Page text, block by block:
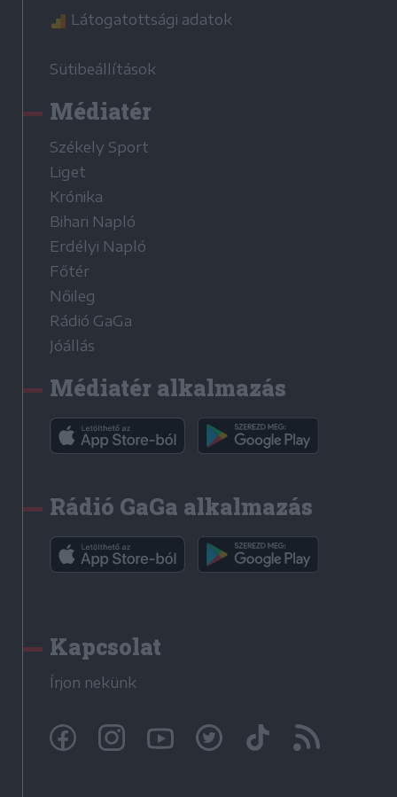
Látogatottsági adatok
Sütibeállítások
Médiatér
Székely Sport
Liget
Krónika
Bihari Napló
Erdélyi Napló
Főtér
Nőileg
Rádió GaGa
Jóállás
Médiatér alkalmazás
Rádió GaGa alkalmazás
Kapcsolat
Írjon nekünk